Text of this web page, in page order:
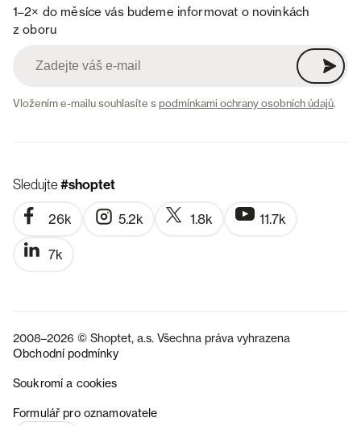
1–2× do měsíce vás budeme informovat o novinkách
z oboru
Vložením e-mailu souhlasíte spodmínkami ochrany osobních údajů.
Sledujte#shoptet
26k 5.2k 1.8k 11.7k
7k
2008–2026 © Shoptet, a.s. Všechna práva vyhrazena
Obchodní podmínky
Soukromí a cookies
Formulář pro oznamovatele